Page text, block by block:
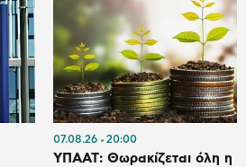
07.08.26 20:00
ΥΠΑΑΤ: Θωρακίζεται όλη η